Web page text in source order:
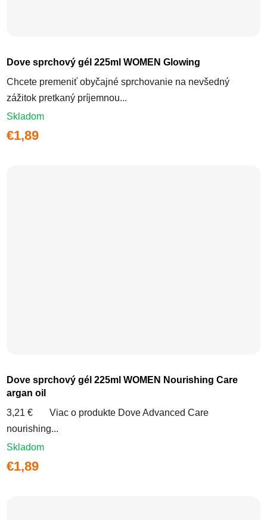
Dove sprchový gél 225ml WOMEN Glowing
Chcete premeniť obyčajné sprchovanie na nevšedný
zážitok pretkaný príjemnou...
Skladom
€1,89
Dove sprchový gél 225ml WOMEN Nourishing Care
argan oil
3,21 € Viac o produkte Dove Advanced Care
nourishing...
Skladom
€1,89